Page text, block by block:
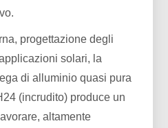
progettazione degli
solari, la
di alluminio quasi pura
(incrudito) produce un
altamente